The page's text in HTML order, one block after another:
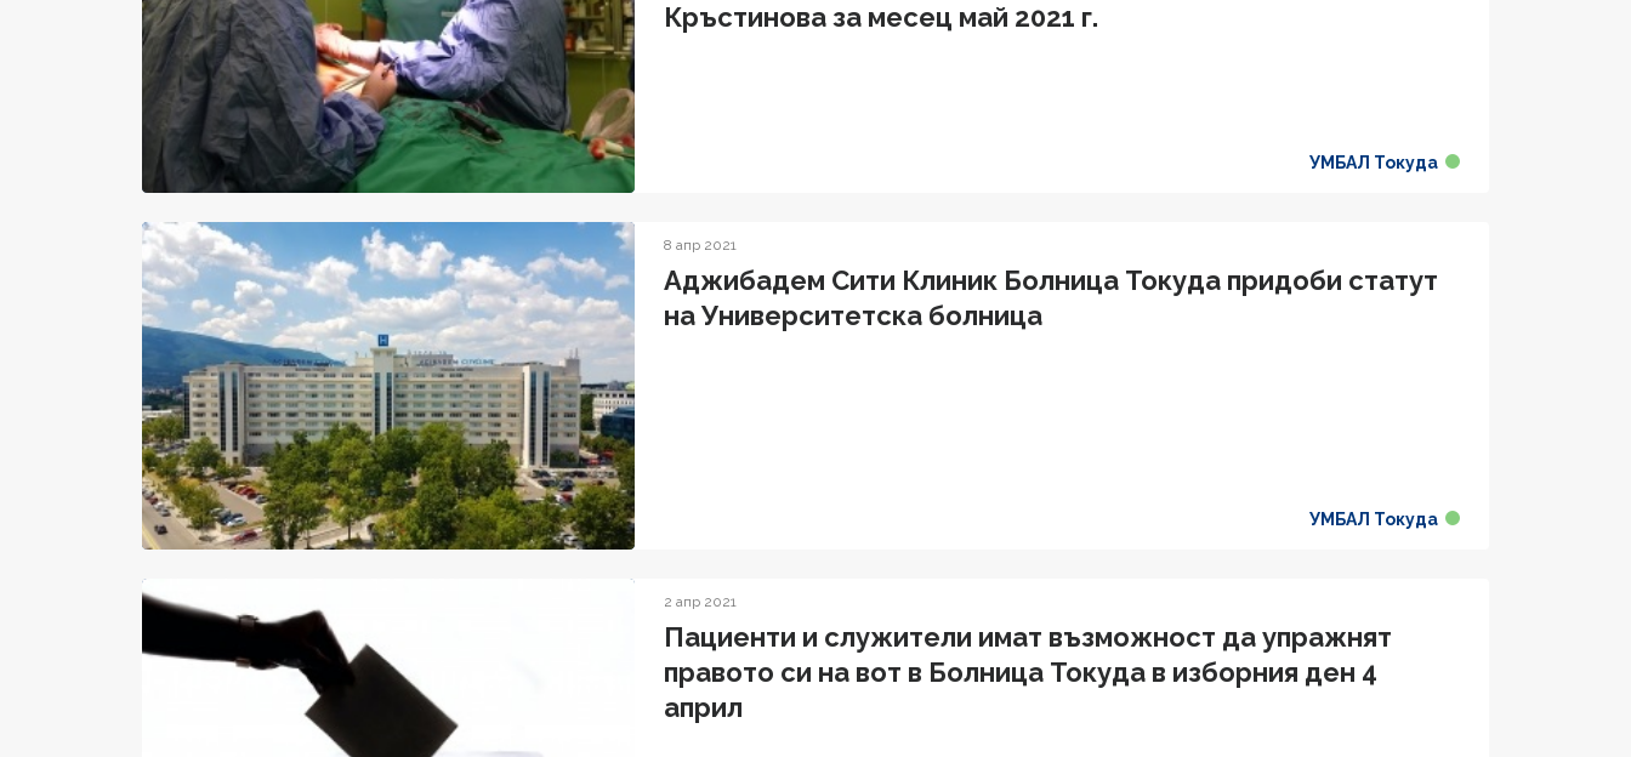
Кръстинова за месец май 2021 г.
УМБАЛ Токуда
8 апр 2021
Аджибадем Сити Клиник Болница Токуда придоби статут
на Университетска болница
УМБАЛ Токуда
2 апр 2021
Пациенти и служители имат възможност да упражнят
правото си на вот в Болница Токуда в изборния ден 4
април